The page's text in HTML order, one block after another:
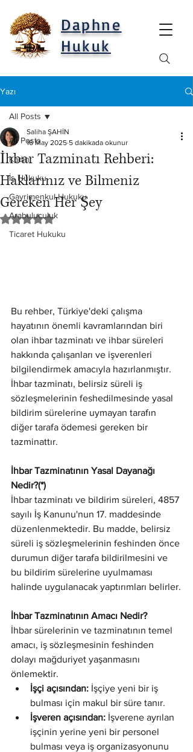
Daphne
Hukuk
Yazı
All Posts
Kadın
İş Hukuku
Gayrimenkul Hukuku
Arabuluculuk
Ticaret Hukuku
All Posts
İhbar Tazminatı Rehberi:
Haklarınız ve Bilmeniz
Gereken Her Şey
Saliha ŞAHİN
16 May 2025 5 dakikada okunur
5 üzerinden NaN yıldız
Bu rehber, Türkiye'deki çalışma
hayatının önemli kavramlarından biri
olan ihbar tazminatı ve ihbar süreleri
hakkında çalışanları ve işverenleri
bilgilendirmek amacıyla hazırlanmıştır.
İhbar tazminatı, belirsiz süreli iş
sözleşmelerinin feshedilmesinde yasal
bildirim sürelerine uymayan tarafın
diğer tarafa ödemesi gereken bir
tazminattır.
İhbar Tazminatının Yasal Dayanağı
Nedir?(*)
İhbar tazminatı ve bildirim süreleri, 4857
sayılı İş Kanunu'nun 17. maddesinde
düzenlenmektedir. Bu madde, belirsiz
süreli iş sözleşmelerinin feshinden önce
durumun diğer tarafa bildirilmesini ve
bu bildirim sürelerine uyulmaması
halinde uygulanacak yaptırımları belirler.
İhbar Tazminatının Amacı Nedir?
İhbar sürelerinin ve tazminatının temel
amacı, iş sözleşmesinin feshinden
dolayı mağduriyet yaşanmasını
önlemektir.
İşçi açısından: İşçiye yeni bir iş
bulması için makul bir süre tanır.
İşveren açısından: İşverene ayrılan
işçinin yerine yeni bir personel
bulması veya iş organizasyonunu